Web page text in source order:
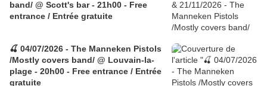
band/ @ Scott's bar - 21h00 - Free
entrance / Entrée gratuite
🍒 04/07/2026 - The Manneken Pistols
/Mostly covers band/ @ Louvain-la-
plage - 20h00 - Free entrance / Entrée
gratuite